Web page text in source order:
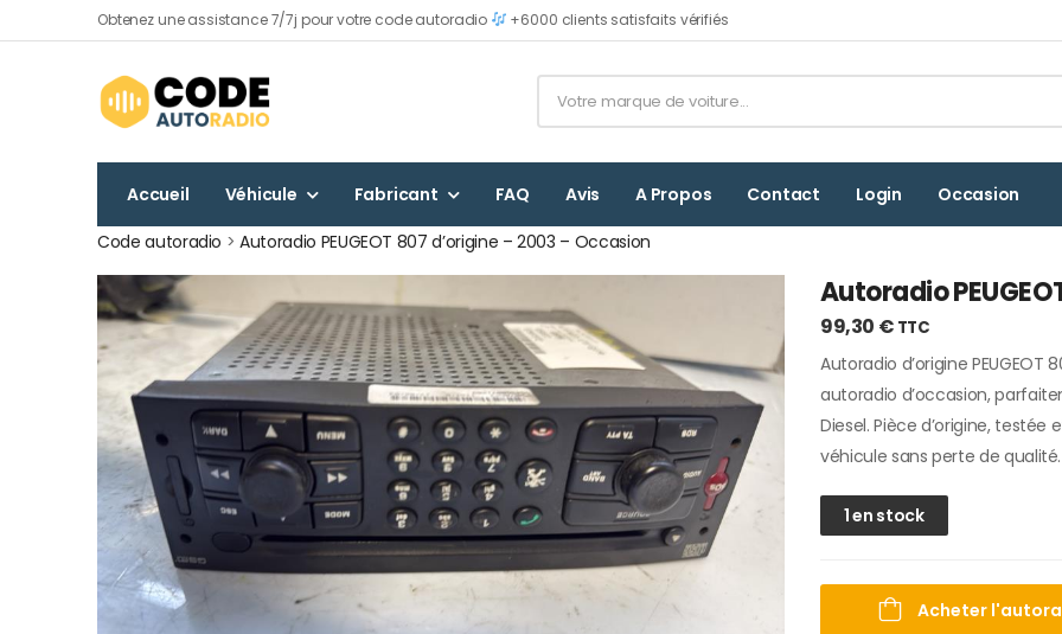
Obtenez une assistance 7/7j pour votre code autoradio +6000 clients satisfaits vérifiés
Accueil Véhicule Fabricant FAQ Avis A Propos Contact Login Occasion
Code autoradio >Autoradio PEUGEOT 807 d’origine – 2003 – Occasion
Autoradio
99,30 € TTC
Autoradio d’origine
autoradio d’occasion,
Diesel. Pièce d’origine,
véhicule sans perte de
1 en stock
Acheter